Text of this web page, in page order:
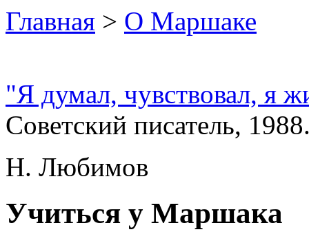
Главная > О Маршаке
"Я думал, чувствовал, я
Советский писатель,
Н. Любимов
Учиться у Маршака